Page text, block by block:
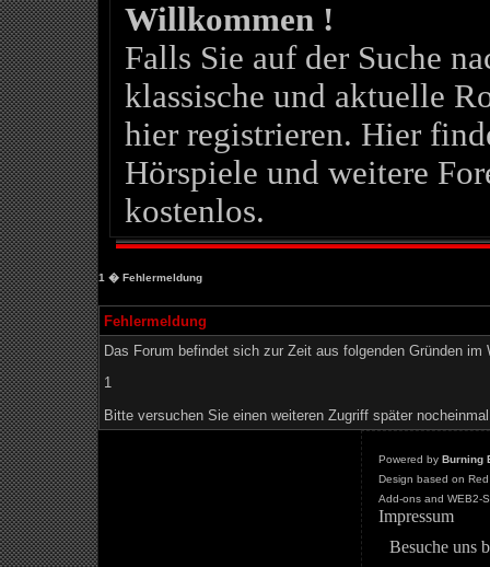
Willkommen !
Falls Sie auf der Suche
klassische und aktuelle
hier registrieren. Hier
Hörspiele und weitere
kostenlos.
1 � Fehlermeldung
Fehlermeldung
Das Forum befindet sich zur Zeit aus folgenden Gründen im
1
Bitte versuchen Sie einen weiteren Zugriff später
Powered by Burning
Design based on
Add-ons and WEB2-
Impressum
Besuche uns